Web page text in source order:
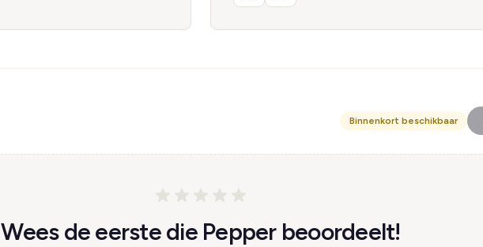
Binnenkort beschikbaar
Wees de eerste die Pepper beoordeelt!